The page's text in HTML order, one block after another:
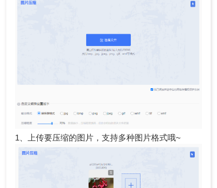
1、上传要压缩的图片，支持多种图片格式哦~